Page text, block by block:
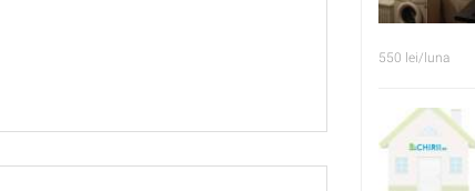
550 lei/luna